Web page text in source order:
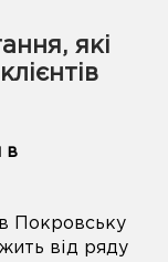
які
в
Покровську
від ряду